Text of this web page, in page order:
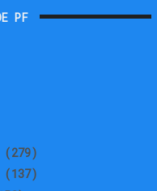
PF
(279)
(137)